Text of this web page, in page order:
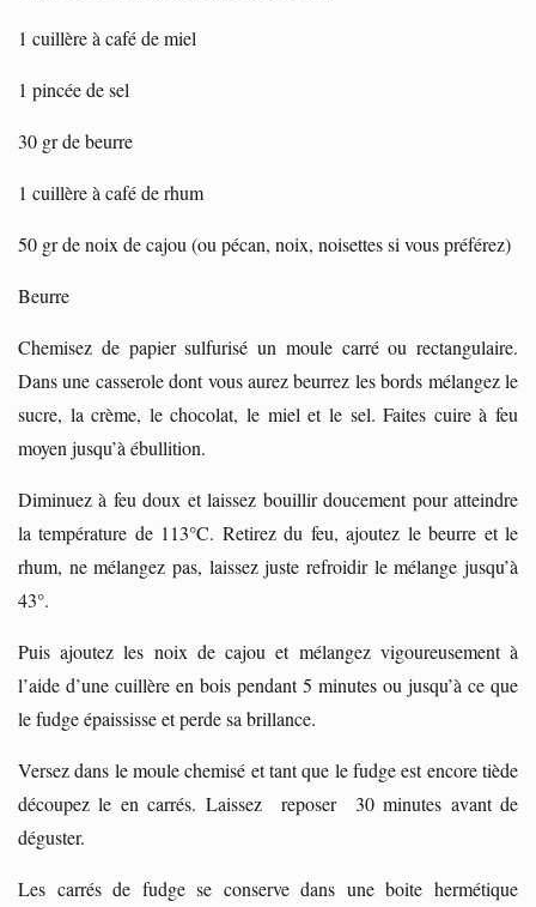
1 cuillère à café de miel
1 pincée de sel
30 gr de beurre
1 cuillère à café de rhum
50 gr de noix de cajou (ou pécan, noix, noisettes si vous préférez)
Beurre
Chemisez de papier sulfurisé un moule carré ou rectangulaire.
Dans une casserole dont vous aurez beurrez les bords mélangez le
sucre, la crème, le chocolat, le miel et le sel. Faites cuire à feu
moyen jusqu’à ébullition.
Diminuez à feu doux et laissez bouillir doucement pour atteindre
la température de 113°C. Retirez du feu, ajoutez le beurre et le
rhum, ne mélangez pas, laissez juste refroidir le mélange jusqu’à
43°.
Puis ajoutez les noix de cajou et mélangez vigoureusement à
l’aide d’une cuillère en bois pendant 5 minutes ou jusqu’à ce que
le fudge épaississe et perde sa brillance.
Versez dans le moule chemisé et tant que le fudge est encore tiède
découpez le en carrés. Laissez reposer 30 minutes avant de
déguster.
Les carrés de fudge se conserve dans une boite hermétique